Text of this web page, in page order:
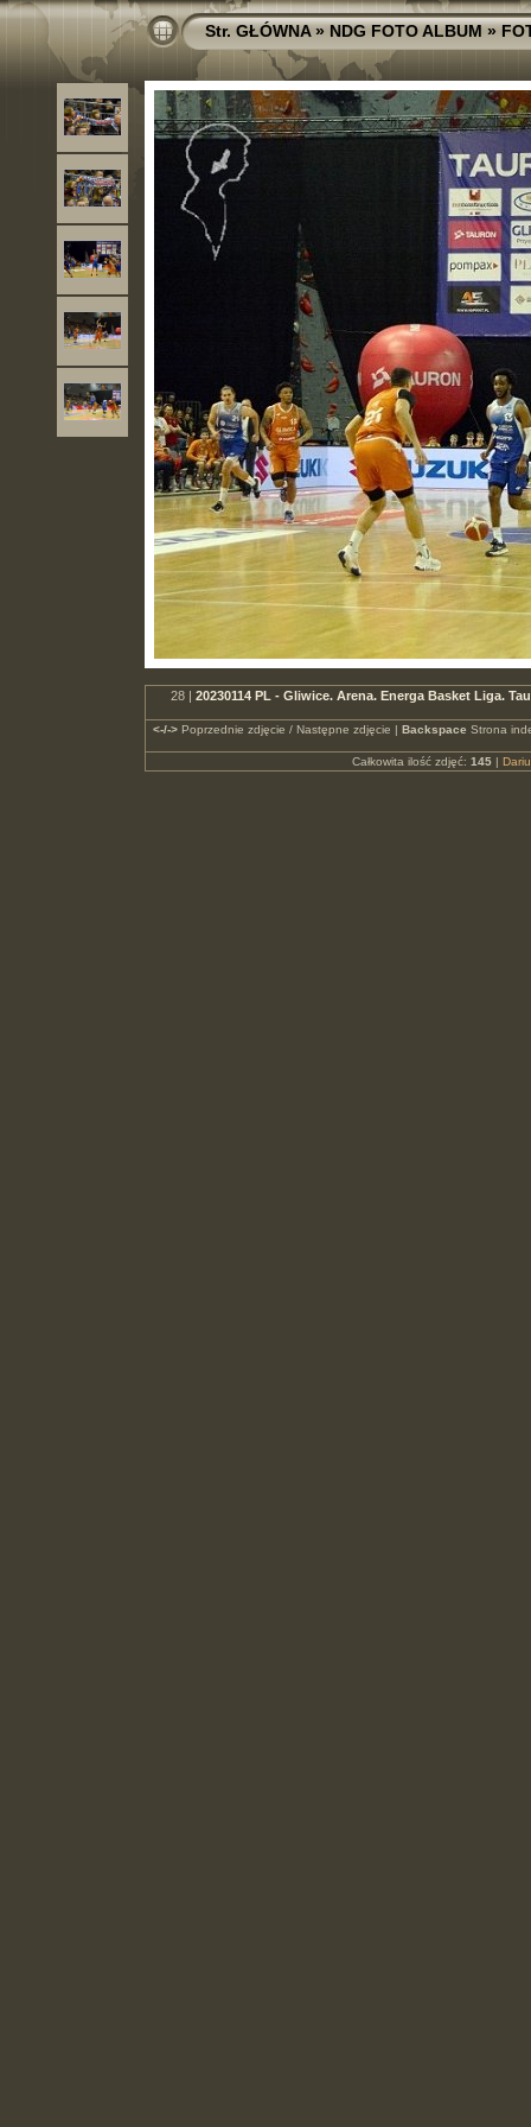
Str. GŁÓWNA»NDG FOTO ALBUM»
28 | 20230114 PL - Gliwice. Arena. Energa Basket Liga.
<-/->Poprzednie zdjęcie / Następne zdjęcie | Backspace Strona
Całkowita ilość zdjęć: 145|